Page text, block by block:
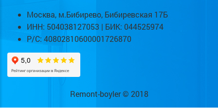
Москва, м.Бибирево, Бибиревская 17Б
ИНН: 504038127053 | БИК: 044525974
Р/С: 40802810600001726870
Remont-boyler © 2018